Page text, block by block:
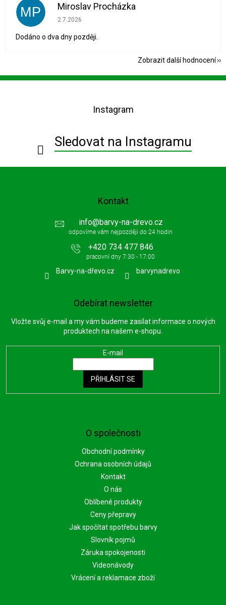
MP Miroslav Procházka
Hodnocení obchodu je 1 z 5 hvězdiček.
2.7.2026
Dodáno o dva dny později.
Zobrazit další hodnocení
Z
Instagram
Sledovat na Instagramu
O společnosti
Obchodní podmínky
Ochrana osobních údajů
Kontakt
O nás
Oblíbené produkty
Ceny přepravy
Jak spočítat spotřebu barvy
Slovník pojmů
Záruka spokojenosti
Videonávody
Vrácení a reklamace zboží
Kontakt
info@barvy-na-drevo.cz
+420 734 477 846
Barvy-na-dřevo.cz barvynadrevo
Odebírat newsletter
Vložte svůj e-mail a my vám budeme zasílat informace o nových
produktech na našem e-shopu.
E-mail
PŘIHLÁSIT SE